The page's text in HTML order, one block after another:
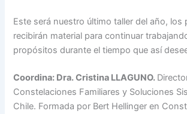
Este será nuestro último taller del año, los
recibirán material para continuar
propósitos durante el tiempo que así
Coordina: Dra. Cristina LLAGUNO.
Constelaciones Familiares y Soluciones
Chile. Formada por Bert Hellinger en